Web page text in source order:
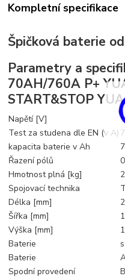
Kompletní specifikace
Špičková baterie
Parametry a
70AH/760A P+
START&STOP
Napětí [V]
Test za studena dle EN (v A)
kapacita baterie v Ah
Řazení pólů
0
Hmotnost plná [kg]
Spojovací technika
Délka [mm]
Šířka [mm]
Výška [mm]
Baterie
Baterie
Spodní provedení